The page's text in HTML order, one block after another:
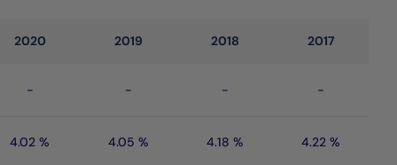
2020 2019 2018 2017
- - - -
4.02 % 4.05 % 4.18 % 4.22 %